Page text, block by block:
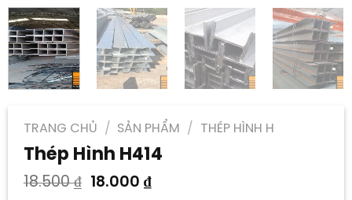
TRANG CHỦ / SẢN PHẨM / THÉP HÌNH H
Thép Hình H414
18.500₫
Giá
18.000 ₫Giá